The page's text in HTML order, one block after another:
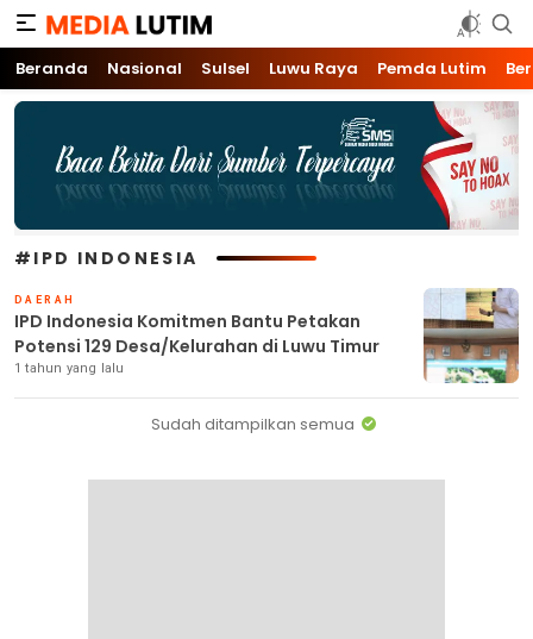
Media Lutim
Info untuk Lutim
Beranda Nasional Sulsel Luwu Raya Pemda Lutim
#IPD INDONESIA
DAERAH
IPD Indonesia Komitmen Bantu Petakan
Potensi 129 Desa/Kelurahan di Luwu Timur
1 tahun yang lalu
Sudah ditampilkan semua